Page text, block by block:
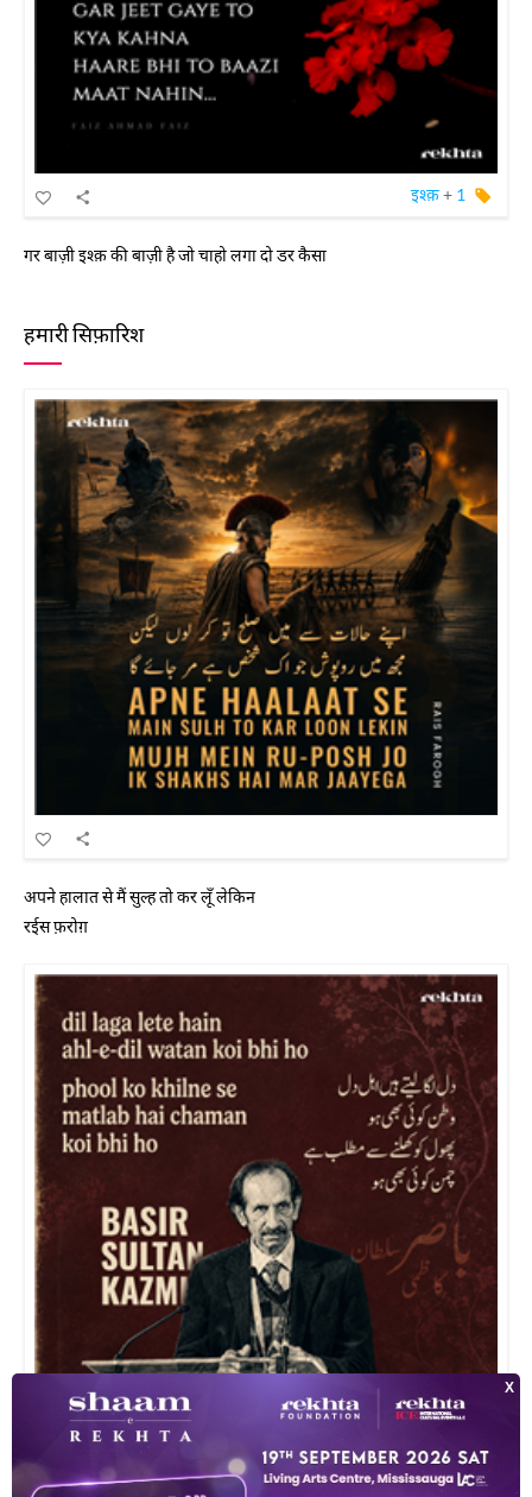
इश्क़+ 1
गर बाज़ी इश्क़ की बाज़ी है जो चाहो लगा दो डर कैसा
हमारी सिफ़ारिश
अपने हालात से मैं सुल्ह तो कर लूँ लेकिन
रईस फ़रोग़
दिल लगा लेते हैं अहल-ए-दिल वतन कोई भी हो